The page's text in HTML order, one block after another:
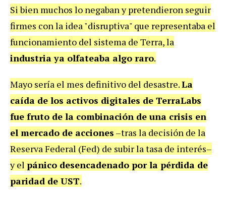
Si bien muchos lo negaban y pretendieron seguir
firmes con la idea "disruptiva" que representaba el
funcionamiento del sistema de Terra, la
industria ya olfateaba algo raro.
Mayo sería el mes definitivo del desastre.La
caída de los activos digitales de TerraLabs
fue fruto de la combinación de una crisis en
el mercado de acciones –tras la decisión de la
Reserva Federal (Fed) de subir la tasa de interés–
y el pánico desencadenado por la pérdida de
paridad de UST.